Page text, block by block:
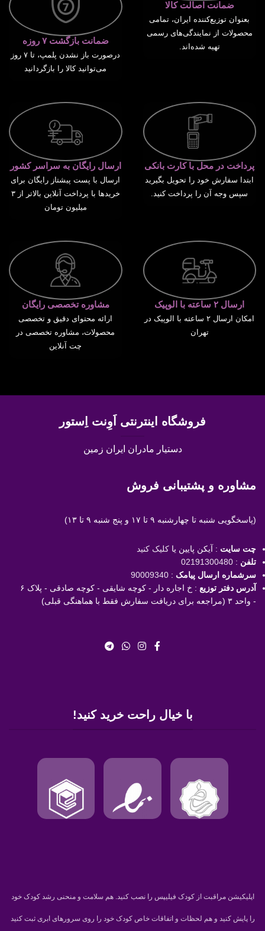
ضمانت اصالت کالا
بعنوان توزیع‌کننده ایران، تمامی
محصولات از نمایندگی‌های رسمی
تهیه شده‌اند.
ضمانت بازگشت ۷ روزه
درصورت باز نشدن پلمپ، تا ۷ روز
می‌توانید کالا را بازگردانید
پرداخت در محل با کارت بانکی
ابتدا سفارش خود را تحویل بگیرید
سپس وجه آن را پرداخت کنید.
ارسال رایگان به سراسر کشور
ارسال با پست پیشتاز رایگان برای
خریدها با پرداخت آنلاین بالاتر از ۳
میلیون تومان
ارسال ۲ ساعته با الوپیک
امکان ارسال ۲ ساعته با الوپیک در
تهران
مشاوره تخصصی رایگان
ارائه محتوای دقیق و تخصصی
محصولات، مشاوره تخصصی در
چت آنلاین
فروشگاه اینترنتی اَوِنت اِستور
دستیار مادران ایران زمین
مشاوره و پشتیبانی فروش
(پاسخگویی شنبه تا چهارشنبه ۹ تا ۱۷ و پنج شنبه ۹ تا ۱۳)
چت سایت : آیکن پایین یا کلیک کنید
تلفن :
02191300480
سرشماره ارسال پیامک :
90009340
آدرس دفتر توزیع
: خ اجاره دار - کوچه شایقی - کوچه صادقی - پلاک ۶
- واحد ۳ (مراجعه برای دریافت سفارش فقط با هماهنگی قبلی)
با خیال راحت خرید کنید!
اپلیکیشن مراقبت از کودک فیلیپس را نصب کنید. هم سلامت و منحنی رشد کودک خود
را پایش کنید و هم لحظات و اتفاقات خاص کودک خود را روی سرورهای ابری ثبت کنید